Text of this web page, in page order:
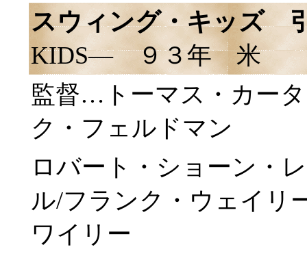
スウィング・キッズ
KIDS― ９３年 米
監督…トーマス・カー
ク・フェルドマン
ロバート・ショーン・
ル/フランク・ウェイリ
ワイリー